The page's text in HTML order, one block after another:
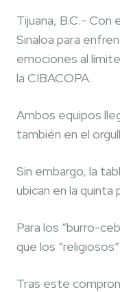
Tijuana, B.C.-
Sinaloa para
emociones al
la CIBACOPA.
Ambos equipos
también en el
Sin embargo, la
ubican en la
Para los “burro-
que los
Tras este